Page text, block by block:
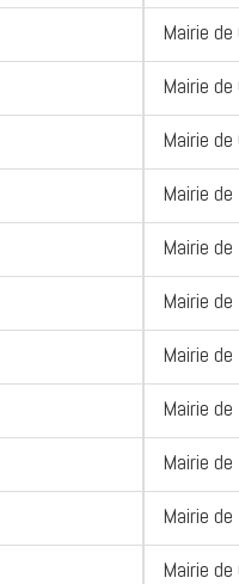
Mairie
Mairie
Mairie de
Mairie de
Mairie
Mairie
Mairie
Mairie
Mairie
Mairie
Mairie de